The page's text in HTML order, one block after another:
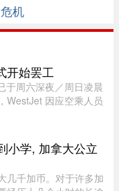
机
开始罢工
于周六深夜／周日凌晨
WestJet 因应空乘人员
小学, 加拿大公立
几千加币。对于许多加